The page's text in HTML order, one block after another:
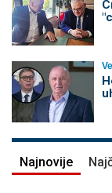
Najnovije